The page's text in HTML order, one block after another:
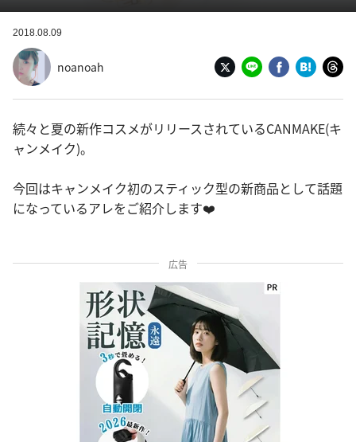
2018.08.09
noanoah
続々と夏の新作コスメがリリースされているCANMAKE(キ
ャンメイク)。
今回はキャンメイク初のスティック型の新商品として話題
になっているアレをご紹介します❤️
広告